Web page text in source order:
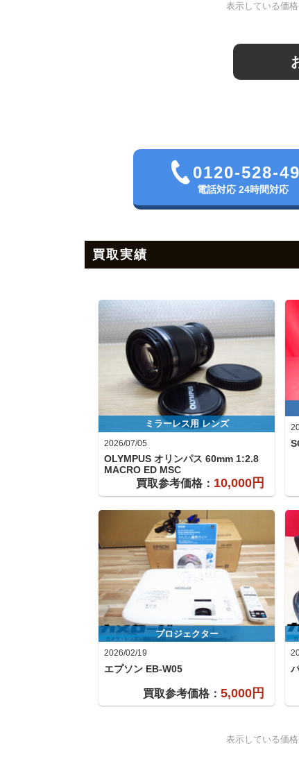
表示している価
0120-528-
電話対応 24時間対応
買取実績
ミラーレス用 レンズ
2026/07/05
OLYMPUS オリンパス 60mm 1:2.8
MACRO ED MSC
買取参考価格： 10,000円
プロジェクター
2026/02/19
エプソン EB-W05
買取参考価格：5,000円
表示している価